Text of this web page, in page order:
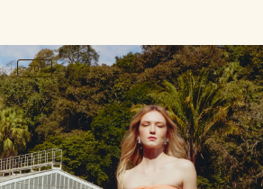
-70%